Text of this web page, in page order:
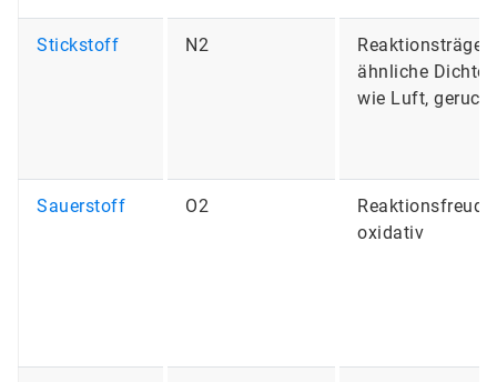
Stickstoff N2
Reaktionsträge,
ähnliche Dichte
wie Luft,
Sauerstoff O2
oxidativ